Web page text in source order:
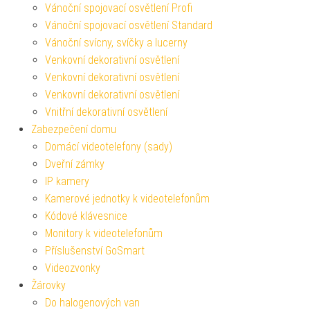
Vánoční spojovací osvětlení Profi
Vánoční spojovací osvětlení Standard
Vánoční svícny, svíčky a lucerny
Venkovní dekorativní osvětlení
Venkovní dekorativní osvětlení
Venkovní dekorativní osvětlení
Vnitřní dekorativní osvětlení
Zabezpečení domu
Domácí videotelefony (sady)
Dveřní zámky
IP kamery
Kamerové jednotky k videotelefonům
Kódové klávesnice
Monitory k videotelefonům
Příslušenství GoSmart
Videozvonky
Žárovky
Do halogenových van